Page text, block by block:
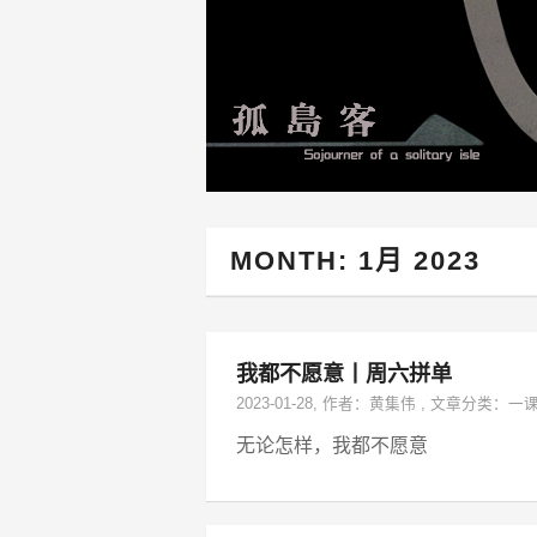
MONTH: 1月 2023
我都不愿意丨周六拼单
2023-01-28, 作者： 黄集伟 , 文章分类： 一
无论怎样，我都不愿意